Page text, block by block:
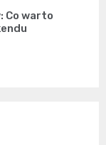
Co warto